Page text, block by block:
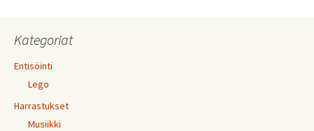
Kategoriat
Entisöinti
Lego
Harrastukset
Musiikki